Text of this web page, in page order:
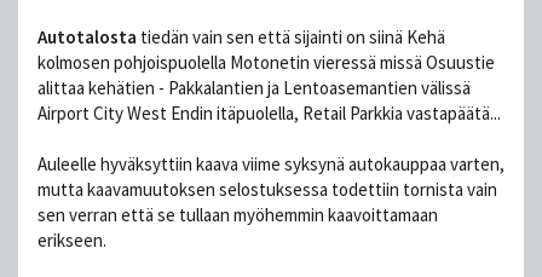
Autotalosta tiedän vain sen että sijainti on siinä Kehä
kolmosen pohjoispuolella Motonetin vieressä missä Osuustie
alittaa kehätien - Pakkalantien ja Lentoasemantien välissä
Airport City West Endin itäpuolella, Retail Parkkia vastapäätä...
Auleelle hyväksyttiin kaava viime syksynä autokauppaa varten,
mutta kaavamuutoksen selostuksessa todettiin tornista vain
sen verran että se tullaan myöhemmin kaavoittamaan
erikseen.